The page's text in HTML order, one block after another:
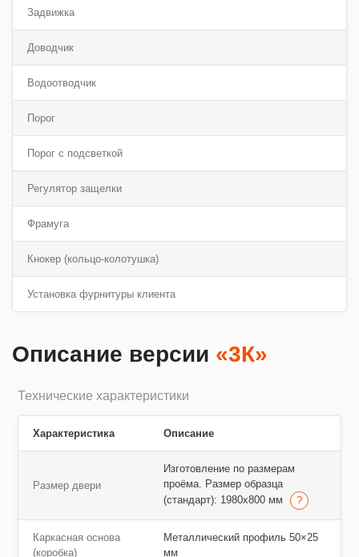
Задвижка
Доводчик
Водоотводчик
Порог
Порог с подсветкой
Регулятор защелки
Фрамуга
Кнокер (кольцо-колотушка)
Установка фурнитуры клиента
Описание версии «3К»
Технические характеристики
Характеристика Описание
Размер двери
Изготовление по размерам
проёма. Размер образца
(стандарт): 1980х800 мм
Каркасная основа
(коробка)
Металлический профиль 50×25
мм